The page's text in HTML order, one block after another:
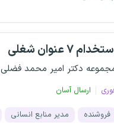
۷ عنوان شغلی
دکتر امیر محمد فضلی
ارسال آسان
فروشنده مدیر منابع انسانی